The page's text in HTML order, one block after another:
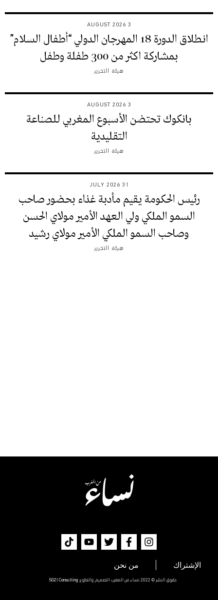
3 AUGUST 2026
انطلاق الدورة 18 المهرجان الدولي “أطفال السلام”
بمشاركة اكثر من 300 طفلة وطفل
هيئة التحرير
3 AUGUST 2026
بانكوك تحتضن الأسبوع المغربي للصناعة
التقليدية
هيئة التحرير
31 JULY 2026
رئيس الحكومة يقيم مأدبة غذاء بحضور صاحب
السمو الملكي ولي العهد الأمير مولاي الحسن
وصاحب السمو الملكي الأمير مولاي رشيد
هيئة التحرير
الإشتراك من نحن
حقوق النشر © 2022 نساء من المغرب التصميم والتطوير SG2I Consulting